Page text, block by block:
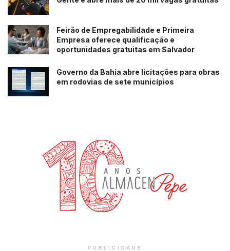
Feirão de Empregabilidade e Primeira
Empresa oferece qualificação e
oportunidades gratuitas em Salvador
Governo da Bahia abre licitações para obras
em rodovias de sete municípios
PUBLICIDADE